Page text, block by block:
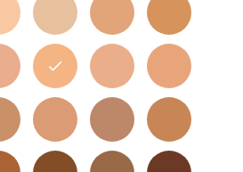
245c 310n 325c
425c 430c 450w
530w 520w 540c